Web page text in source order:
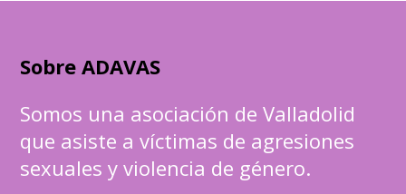
Sobre ADAVAS
Somos una asociación de Valladolid
que asiste a víctimas de agresiones
sexuales y violencia de género.